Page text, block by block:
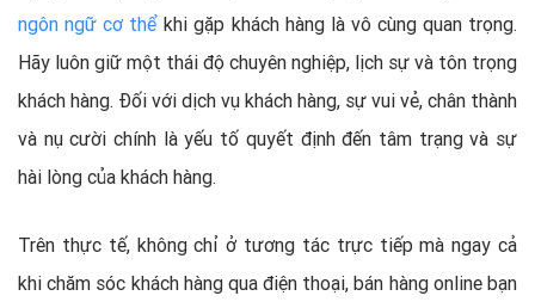
ngôn ngữ cơ thể khi gặp khách hàng là vô cùng quan trọng.
Hãy luôn giữ một thái độ chuyên nghiệp, lịch sự và tôn trọng
khách hàng. Đối với dịch vụ khách hàng, sự vui vẻ, chân thành
và nụ cười chính là yếu tố quyết định đến tâm trạng và sự
hài lòng của khách hàng.
Trên thực tế, không chỉ ở tương tác trực tiếp mà ngay cả
khi chăm sóc khách hàng qua điện thoại, bán hàng online bạn